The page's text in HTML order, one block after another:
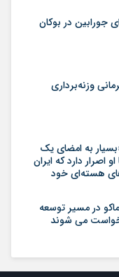
جورابین در بوکان
وزنه‌برداری
به امضای یک
اصرار دارد که ایران
هسته‌ای خود
در مسیر توسعه
می شوند